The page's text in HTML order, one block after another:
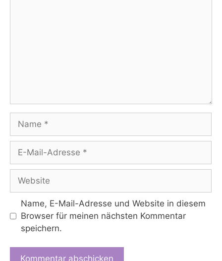
Mail-
Adresse
Name, E-Mail-Adresse und Website in diesem
Browser für meinen nächsten Kommentar
speichern.